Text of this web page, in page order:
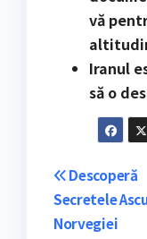
vă
Iranul
să o
în
Descoperă
Secretele
Norvegiei